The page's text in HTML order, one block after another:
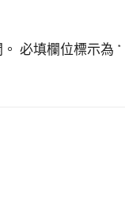
必填欄位標示為 *